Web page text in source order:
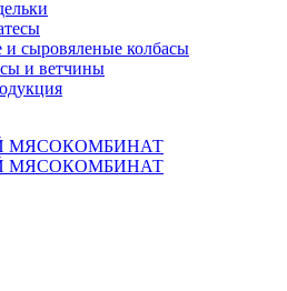
сыровяленые колбасы
и ветчины